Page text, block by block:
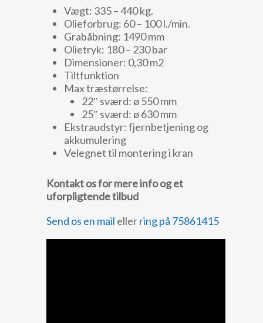
Vægt: 335 – 440 kg.
Olieforbrug: 60 – 100 l./min.
Grabåbning: 1490 mm
Olietryk: 180 – 230 bar
Dimensioner: 0,30 m2
Tiltfunktion
Max træstørrelse:
22″ sværd: ø 550 mm
25″ sværd: ø 630 mm
Ekstraudstyr: fjernbetjening og
akkumulering
Velegnet til montering i kran
Kontakt os for mere info og et
uforpligtende tilbud
Send os en mail ellerring på 75861415